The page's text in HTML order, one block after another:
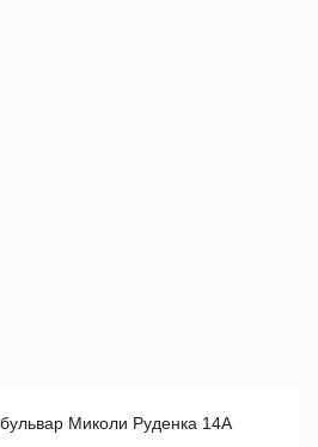
Миколи Руденка 14А